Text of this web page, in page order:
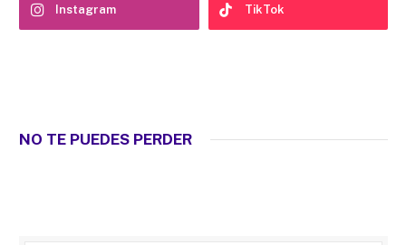
Instagram TikTok
NO TE PUEDES PERDER